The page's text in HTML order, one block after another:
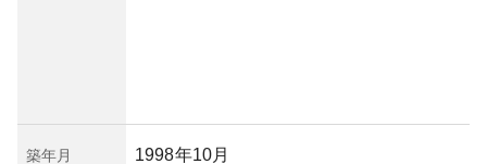
築年月 1998年10月